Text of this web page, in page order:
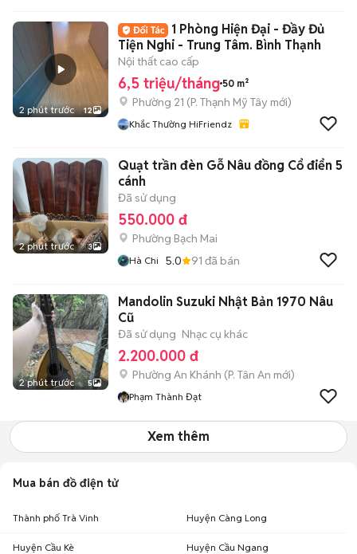
2 phút trước 12
1 Phòng Hiện Đại - Đầy Đủ
Tiện Nghi - Trung Tâm. Bình Thạnh
Nội thất cao cấp
6,5 triệu/tháng 50 m²
Phường 21 (P. Thạnh Mỹ Tây mới)
Khắc Thường HiFriendz
2 phút trước 3
Quạt trần đèn Gỗ Nâu đồng Cổ điển 5
cánh
Đã sử dụng
550.000 đ
Phường Bạch Mai
Hà Chi 5.0 91 đã bán
2 phút trước 5
Mandolin Suzuki Nhật Bản 1970 Nâu
Cũ
Đã sử dụng Nhạc cụ khác
2.200.000 đ
Phường An Khánh (P. Tân An mới)
Phạm Thành Đạt
Xem thêm
Mua bán đồ điện tử
Thành phố Trà Vinh Huyện Càng Long
Huyện Cầu Kè Huyện Cầu Ngang